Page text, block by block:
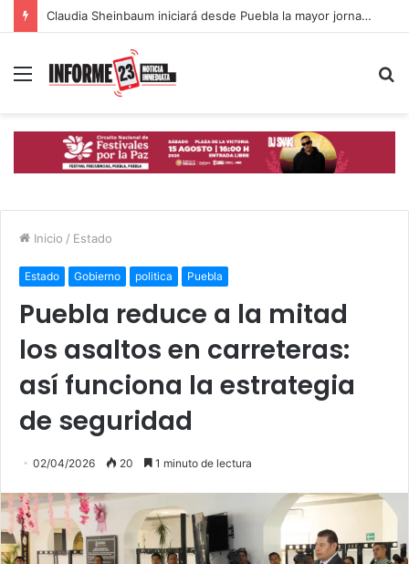
Claudia Sheinbaum iniciará desde Puebla la mayor jornada de reforestación del país
Menú
Inicio / Estado
Estado Gobierno politica Puebla
Puebla reduce a la mitad
los asaltos en carreteras:
así funciona la estrategia
de seguridad
02/04/2026 20 1 minuto de lectura